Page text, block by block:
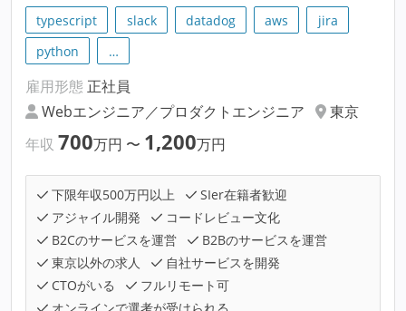
typescript slack datadog aws
jira
python
…
雇用形態 正社員
Webエンジニア／プロダクトエンジニア
東京
年収 700万円 〜 1,200万円
下限年収500万円以上
SIer在籍者歓迎
アジャイル開発
コードレビュー文化
B2Cのサービスを運営
B2Bのサービスを運営
東京以外の求人
自社サービスを開発
CTOがいる
フルリモート可